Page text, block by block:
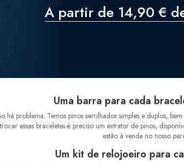
A partir de 14,90 €
Uma barra para cada
há problema. Temos pinos serrilhados simples e duplos,
essas braceletes é preciso um extrator de pinos,
estão à venda no nosso
Um kit de relojoeiro para